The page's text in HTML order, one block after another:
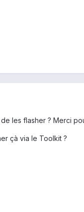
les flasher ? Merci
çà via le Toolkit ?